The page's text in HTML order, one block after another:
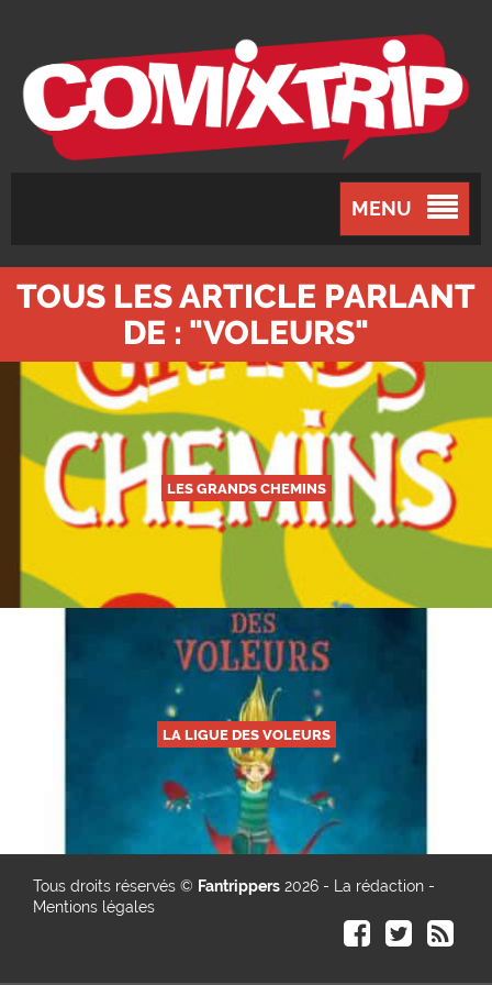
MENU
TOUS LES ARTICLE PARLANT
DE : "VOLEURS"
LES GRANDS CHEMINS
LA LIGUE DES VOLEURS
Tous droits réservés © Fantrippers 2026 - La rédaction -
Mentions légales